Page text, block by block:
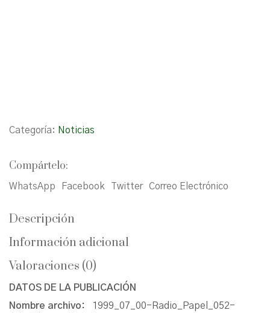
Categoría: Noticias
Compártelo:
WhatsApp Facebook Twitter Correo Electrónico
Descripción
Información adicional
Valoraciones (0)
DATOS DE LA PUBLICACIÓN
Nombre archivo:
1999_07_00-Radio_Papel_052-